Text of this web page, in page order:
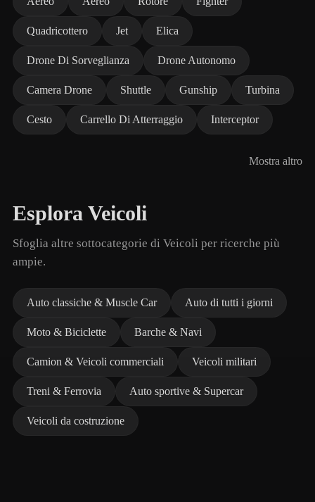
Quadricottero Jet Elica
Drone Di Sorveglianza Drone Autonomo
Camera Drone Shuttle Gunship Turbina
Cesto Carrello Di Atterraggio Interceptor
Mostra altro
Esplora Veicoli
Sfoglia altre sottocategorie di Veicoli per ricerche più
ampie.
Auto classiche & Muscle Car Auto di tutti i giorni
Moto & Biciclette Barche & Navi
Camion & Veicoli commerciali Veicoli militari
Treni & Ferrovia Auto sportive & Supercar
Veicoli da costruzione